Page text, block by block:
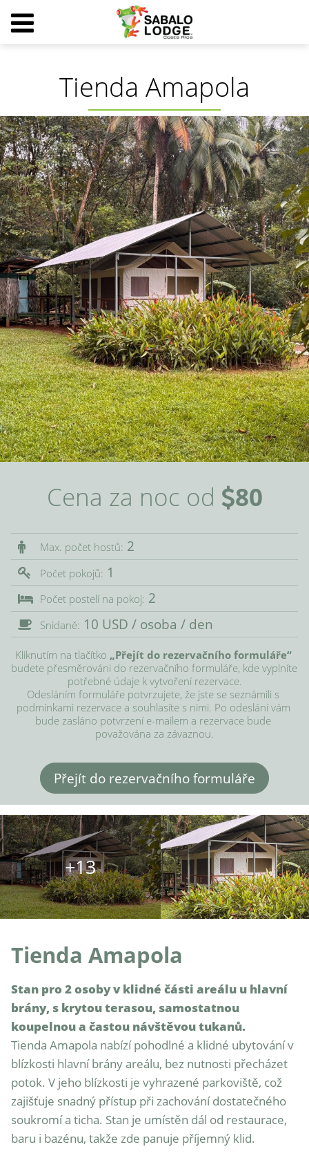
Tienda Amapola
Cena za noc od 80
Max. počet hostů: 2
Počet pokojů: 1
Počet postelí na pokoj: 2
Snidaně: 10 USD / osoba / den
Kliknutím na tlačítko „Přejít do rezervačního formuláře“
budete přesměrováni do rezervačního formuláře, kde vyplníte
potřebné údaje k vytvoření rezervace.
Odesláním formuláře potvrzujete, že jste se seznámili s
podmínkami rezervace a souhlasíte s nimi. Po odeslání vám
bude zasláno potvrzení e-mailem a rezervace bude
považována za závaznou.
Přejít do rezervačního formuláře
+13
Tienda Amapola
Stan pro 2 osoby v klidné části areálu u hlavní
brány, s krytou terasou, samostatnou
koupelnou a častou návštěvou tukanů.
Tienda Amapola nabízí pohodlné a klidné ubytování v
blízkosti hlavní brány areálu, bez nutnosti přecházet
potok. V jeho blízkosti je vyhrazené parkoviště, což
zajišťuje snadný přístup při zachování dostatečného
soukromí a ticha. Stan je umístěn dál od restaurace,
baru i bazénu, takže zde panuje příjemný klid.